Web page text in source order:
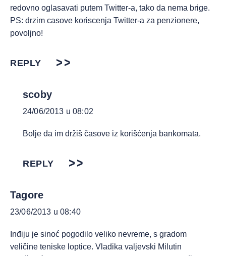
redovno oglasavati putem Twitter-a, tako da nema brige.
PS: drzim casove koriscenja Twitter-a za penzionere,
povoljno!
REPLY
scoby
24/06/2013 u 08:02
Bolje da im držiš časove iz korišćenja bankomata.
REPLY
Tagore
23/06/2013 u 08:40
Inđiju je sinoć pogodilo veliko nevreme, s gradom
veličine teniske loptice. Vladika valjevski Milutin